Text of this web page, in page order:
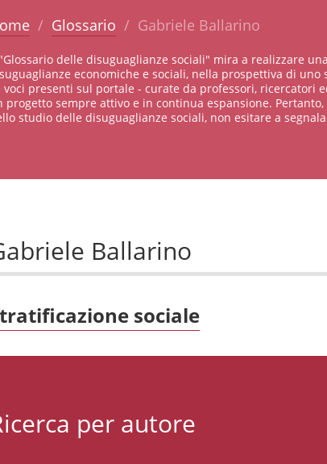
Glossario Gabriele Ballarino
delle disuguaglianze sociali" mira a realizzare
economiche e sociali, nella prospettiva di
voci presenti sul portale - curate da professori,
progetto sempre attivo e in continua espansione.
studio delle disuguaglianze sociali, non esitare a
Ballarino
sociale
per autore